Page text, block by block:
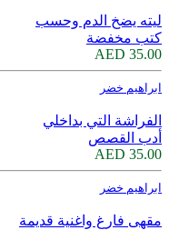
ليته يضخ الدم وحسب
كتب مخفضة
35.00 AED
ابراهيم خضر
الفراشة التي بداخلي
أدب القصص
35.00 AED
ابراهيم خضر
مقهى فارغ واغنية قديمة